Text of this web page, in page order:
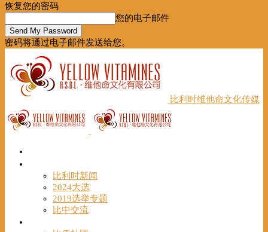
恢复您的密码
您的电子邮件
密码将通过电子邮件发送给您。
比利时维他命文化传媒
比利时新闻
2024大选
2019选举专题
比中交流